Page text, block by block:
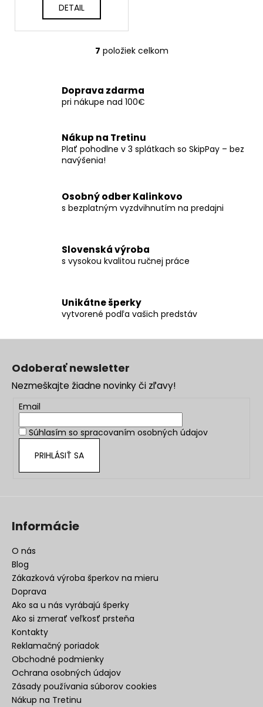
DETAIL
O
á
d
c
i
v
k
ý
p
u
7 položiek celkom
Doprava zdarma
pri nákupe nad 100€
Nákup na Tretinu
Plať pohodlne v 3 splátkach so SkipPay – bez
navýšenia!
Osobný odber Kalinkovo
s bezplatným vyzdvihnutím na predajni
Slovenská výroba
s vysokou kvalitou ručnej práce
Unikátne šperky
vytvorené podľa vašich predstáv
Odoberať newsletter
Nezmeškajte žiadne novinky či zľavy!
Email
Súhlasím so spracovaním osobných údajov
PRIHLÁSIŤ SA
Informácie
O nás
Blog
Zákazková výroba šperkov na mieru
Doprava
Ako sa u nás vyrábajú šperky
Ako si zmerať veľkosť prsteňa
Kontakty
Reklamačný poriadok
Obchodné podmienky
Ochrana osobných údajov
Zásady používania súborov cookies
Nákup na Tretinu